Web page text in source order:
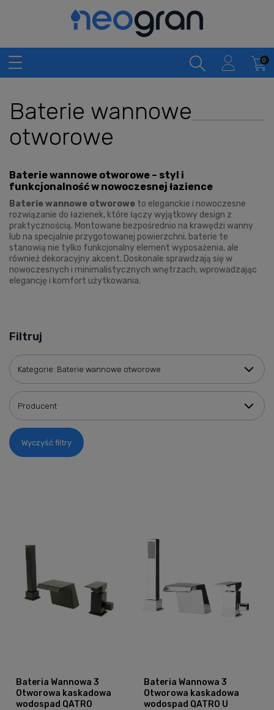
Baterie wannowe
otworowe
Baterie wannowe otworowe – styl i
funkcjonalność w nowoczesnej łazience
Baterie wannowe otworowe to eleganckie i nowoczesne
rozwiązanie do łazienek, które łączy wyjątkowy design z
praktycznością. Montowane bezpośrednio na krawędzi wanny
lub na specjalnie przygotowanej powierzchni, baterie te
stanowią nie tylko funkcjonalny element wyposażenia, ale
również dekoracyjny akcent. Doskonale sprawdzają się w
nowoczesnych i minimalistycznych wnętrzach, wprowadzając
elegancję i komfort użytkowania.
Filtruj
Kategorie: Baterie wannowe otworowe
Producent
Wyczyść filtry
Bateria Wannowa 3
Otworowa kaskadowa
wodospad QATRO
Bateria Wannowa 3
Otworowa kaskadowa
wodospad QATRO U